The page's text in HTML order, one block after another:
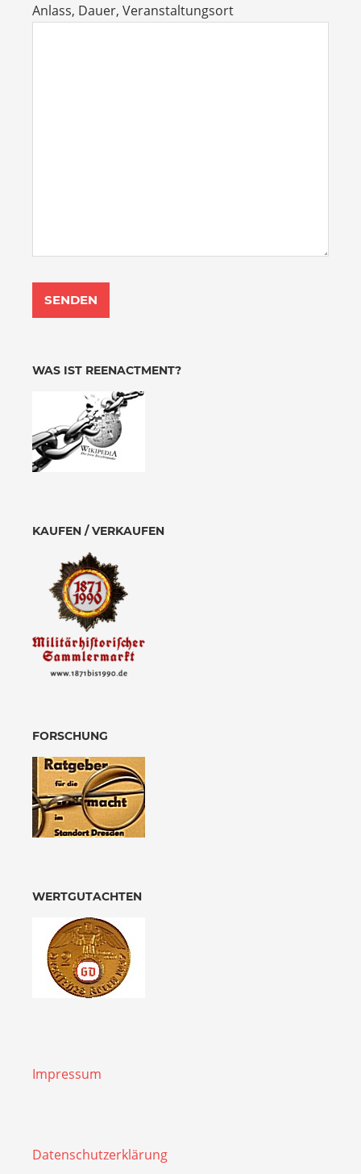
Anlass, Dauer, Veranstaltungsort
WAS IST REENACTMENT?
KAUFEN / VERKAUFEN
FORSCHUNG
WERTGUTACHTEN
Impressum
Datenschutzerklärung